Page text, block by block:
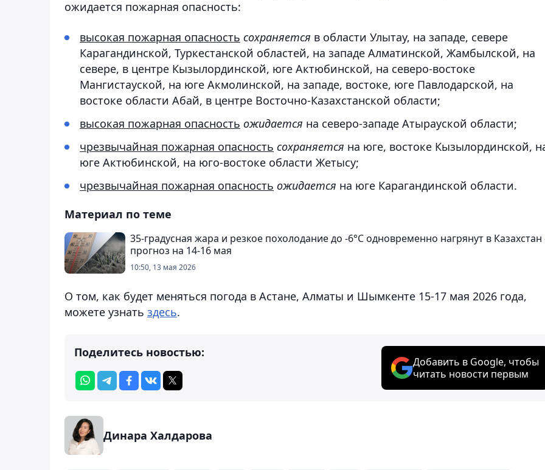
ожидается пожарная опасность:
высокая пожарная опасность сохраняется в области Улытау, на западе, севере
Карагандинской, Туркестанской областей, на западе Алматинской, Жамбылской, на
севере, в центре Кызылординской, юге Актюбинской, на северо-востоке
Мангистауской, на юге Акмолинской, на западе, востоке, юге Павлодарской, на
востоке области Абай, в центре Восточно-Казахстанской области;
высокая пожарная опасность ожидается на северо-западе Атырауской области;
чрезвычайная пожарная опасность сохраняется на юге, востоке Кызылординской,
юге Актюбинской, на юго-востоке области Жетысу;
чрезвычайная пожарная опасность ожидается на юге Карагандинской области.
Материал по теме
35-градусная жара и резкое похолодание до -6°С одновременно нагрянут в Казахстан
прогноз на 14-16 мая
10:50, 13 мая 2026
О том, как будет меняться погода в Астане, Алматы и Шымкенте 15-17 мая 2026 года,
можете узнать здесь.
Поделитесь новостью:
Добавить в Google, чтобы
читать новости первым
Динара Халдарова